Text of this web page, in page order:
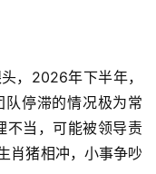
，2026年下半年，
停滞的情况极为常
不当，可能被领导责
肖猪相冲，小事争吵